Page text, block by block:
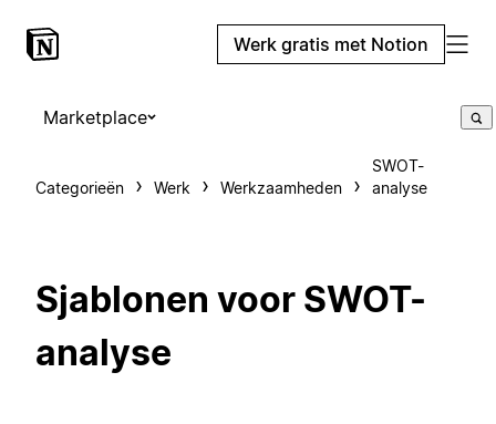
Werk gratis met Notion
Marketplace
Categorieën Werk Werkzaamheden
SWOT-
analyse
Sjablonen voor SWOT-
analyse